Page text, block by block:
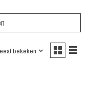
bekeken